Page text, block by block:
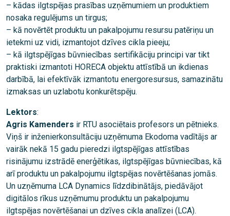
– kādas ilgtspējas prasības uzņēmumiem un produktiem
nosaka regulējums un tirgus;
– kā novērtēt produktu un pakalpojumu resursu patēriņu un
ietekmi uz vidi, izmantojot dzīves cikla pieeju;
– kā ilgtspējīgas būvniecības sertifikāciju principi var tikt
praktiski izmantoti HORECA objektu attīstībā un ikdienas
darbībā, lai efektīvāk izmantotu energoresursus, samazinātu
izmaksas un uzlabotu konkurētspēju.
Lektors:
Agris Kamenders ir RTU asociētais profesors un pētnieks.
Viņš ir inženierkonsultāciju uzņēmuma Ekodoma vadītājs ar
vairāk nekā 15 gadu pieredzi ilgtspējīgas attīstības
risinājumu izstrādē enerģētikas, ilgtspējīgas būvniecības, kā
arī produktu un pakalpojumu ilgtspējas novērtēšanas jomās.
Un uzņēmuma LCA Dynamics līdzdibinātājs, piedāvājot
digitālos rīkus uzņēmumu produktu un pakalpojumu
ilgtspējas novērtēšanai un dzīves cikla analīzei (LCA).